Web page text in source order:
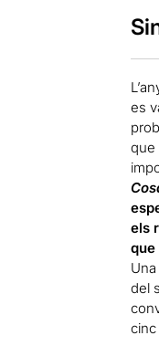
es
que
els
que
del